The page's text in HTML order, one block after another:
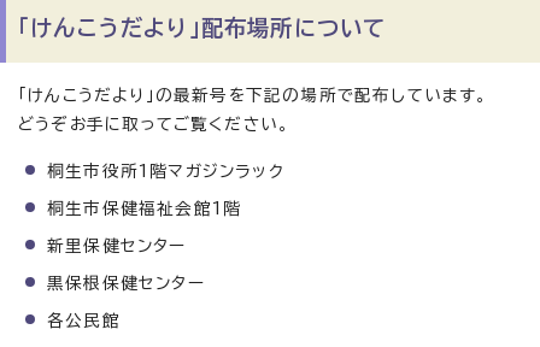
「けんこうだより」配布場所について
「けんこうだより」の最新号を下記の場所で配布しています。
どうぞお手に取ってご覧ください。
桐生市役所1階マガジンラック
桐生市保健福祉会館1階
新里保健センター
黒保根保健センター
各公民館